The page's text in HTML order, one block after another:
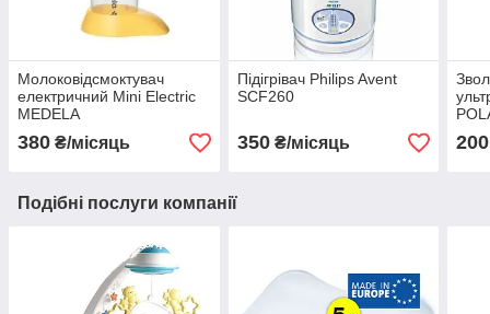
Молоковідсмоктувач
електричний Mini Electric
MEDELA
380 ₴/місяць
Підігрівач Philips Avent
SCF260
350₴/місяць 200
Подібні послуги компанії